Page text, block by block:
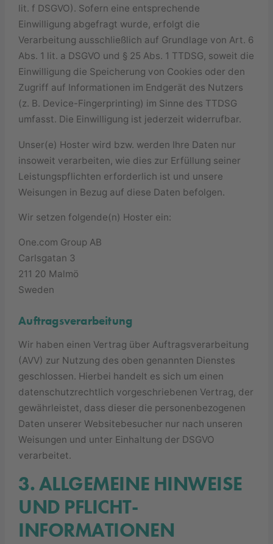
lit. f DSGVO). Sofern eine entsprechende
Einwilligung abgefragt wurde, erfolgt die
Verarbeitung ausschließlich auf Grundlage von Art. 6
Abs. 1 lit. a DSGVO und § 25 Abs. 1 TTDSG, soweit die
Einwilligung die Speicherung von Cookies oder den
Zugriff auf Informationen im Endgerät des Nutzers
(z. B. Device-Fingerprinting) im Sinne des TTDSG
umfasst. Die Einwilligung ist jederzeit widerrufbar.
Unser(e) Hoster wird bzw. werden Ihre Daten nur
insoweit verarbeiten, wie dies zur Erfüllung seiner
Leistungspflichten erforderlich ist und unsere
Weisungen in Bezug auf diese Daten befolgen.
Wir setzen folgende(n) Hoster ein:
One.com Group AB
Carlsgatan 3
211 20 Malmö
Sweden
Auftragsverarbeitung
Wir haben einen Vertrag über Auftragsverarbeitung
(AVV) zur Nutzung des oben genannten Dienstes
geschlossen. Hierbei handelt es sich um einen
datenschutzrechtlich vorgeschriebenen Vertrag, der
gewährleistet, dass dieser die personenbezogenen
Daten unserer Websitebesucher nur nach unseren
Weisungen und unter Einhaltung der DSGVO
verarbeitet.
3. ALLGEMEINE HINWEISE
UND PFLICHT­
INFORMATIONEN